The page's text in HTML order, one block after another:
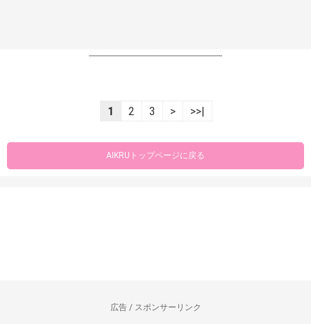
----------------------------------------------------------------
1 2 3 > >>|
AIKRUトップページに戻る
広告 / スポンサーリンク